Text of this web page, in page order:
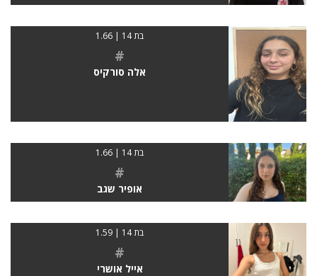
בת 14 | 1.66
#
אלה סורקיס
בת 14 | 1.66
#
אופיר שגב
בת 14 | 1.59
#
אייל אושרי